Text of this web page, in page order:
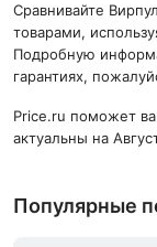
Сравнивайте
товарами,
Подробную
гарантиях,
Price.ru поможет
актуальны на
Популярные